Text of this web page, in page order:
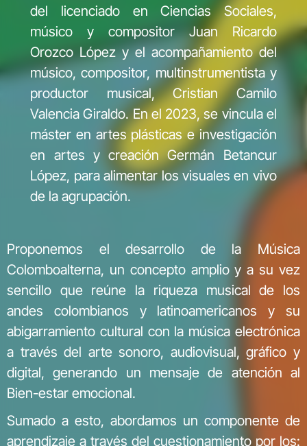
del licenciado en Ciencias Sociales,
músico y compositor Juan Ricardo
Orozco López y el acompañamiento del
músico, compositor, multinstrumentista y
productor musical, Cristian Camilo
Valencia Giraldo. En el 2023, se vincula el
máster en artes plásticas e investigación
en artes y creación Germán Betancur
López, para alimentar los visuales en vivo
de la agrupación.
Proponemos el desarrollo de la Música
Colomboalterna, un concepto amplio y a su vez
sencillo que reúne la riqueza musical de los
andes colombianos y latinoamericanos y su
abigarramiento cultural con la música electrónica
a través del arte sonoro, audiovisual, gráfico y
digital, generando un mensaje de atención al
Bien-estar emocional.
Sumado a esto, abordamos un componente de
aprendizaje a través del cuestionamiento por los: